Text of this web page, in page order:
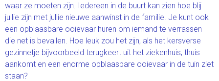
waar ze moeten zijn. Iedereen in de buurt kan zien hoe blij
jullie zijn met jullie nieuwe aanwinst in de familie. Je kunt ook
een opblaasbare ooievaar huren om iemand te verrassen
die net is bevallen. Hoe leuk zou het zijn, als het kersverse
gezinnetje bijvoorbeeld terugkeert uit het ziekenhuis, thuis
aankomt en een enorme opblaasbare ooievaar in de tuin ziet
staan?